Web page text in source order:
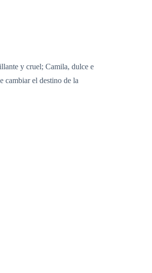
y cruel; Camila, dulce e
cambiar el destino de la